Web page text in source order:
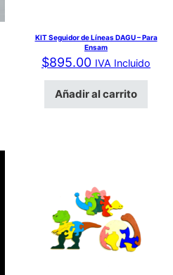
era: $2,250.00.
precio actual es:
KIT Seguidor de Líneas DAGU – Para
Ensam
$895.00 IVA Incluido
Añadir al carrito